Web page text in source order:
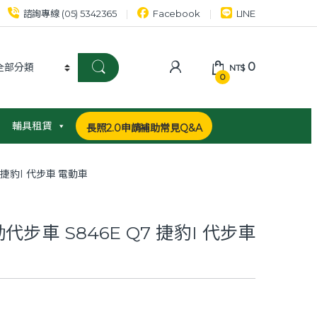
諮詢專線 (05) 5342365 Facebook LINE
0
NT$0
輔具租賃 長照2.0申請補助常見Q&A
豹I 代步車 電動車
步車 S846E Q7 捷豹I 代步車